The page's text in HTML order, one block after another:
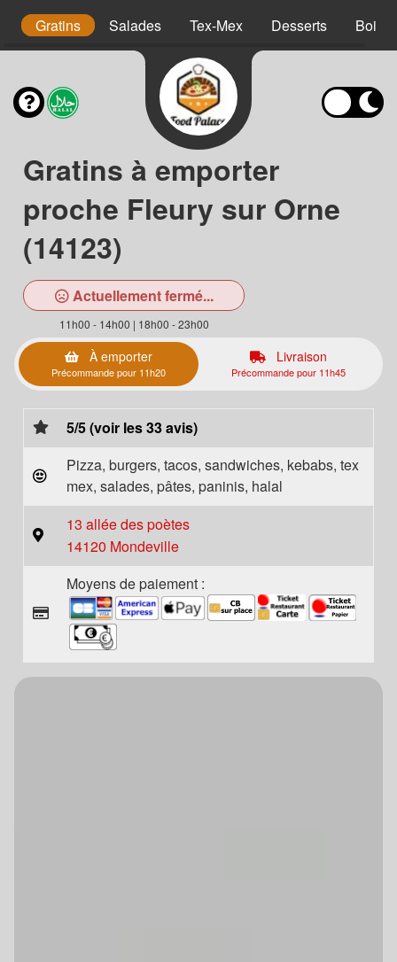
Gratins Salades Tex-Mex Desserts
Gratins à emporter
proche Fleury sur Orne
(14123)
Actuellement fermé...
11h00 - 14h00 | 18h00 - 23h00
À emporter
Précommande pour 11h20
Livraison
Précommande pour 11h45
5/5 (voir les 33 avis)
Pizza, burgers, tacos, sandwiches, kebabs, tex
mex, salades, pâtes, paninis, halal
13 allée des poètes
14120 Mondeville
Moyens de paiement :